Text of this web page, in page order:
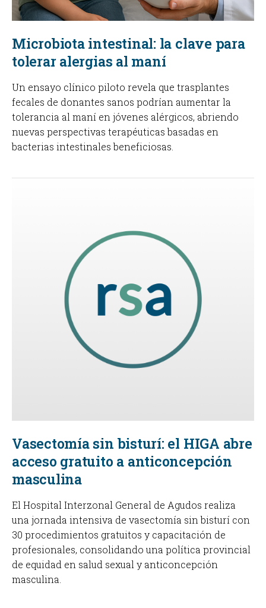
Microbiota intestinal: la clave para
tolerar alergias al maní
Un ensayo clínico piloto revela que trasplantes
fecales de donantes sanos podrían aumentar la
tolerancia al maní en jóvenes alérgicos, abriendo
nuevas perspectivas terapéuticas basadas en
bacterias intestinales beneficiosas.
Vasectomía sin bisturí: el HIGA abre
acceso gratuito a anticoncepción
masculina
El Hospital Interzonal General de Agudos realiza
una jornada intensiva de vasectomía sin bisturí con
30 procedimientos gratuitos y capacitación de
profesionales, consolidando una política provincial
de equidad en salud sexual y anticoncepción
masculina.